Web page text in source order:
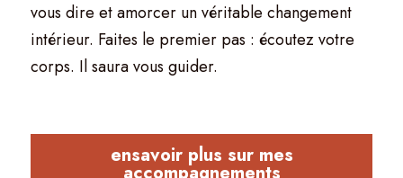
vous dire et amorcer un véritable changement
intérieur. Faites le premier pas : écoutez votre
corps. Il saura vous guider.
ensavoir plus sur mes